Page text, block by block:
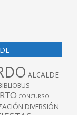
ALCALDE
CONCURSO
DIVERSIÓN